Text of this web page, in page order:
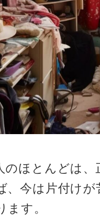
のほとんどは
、今は片付け
ます。